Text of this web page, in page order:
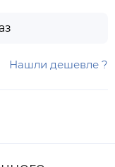
Нашли дешевле ?